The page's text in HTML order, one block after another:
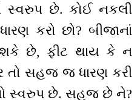
સ્વરુપ છે. કોઈ નકલી
કરો છો? બીજાનાં
શકે છે, ફીટ થાય કે ન
તો સહજ જ ધારણ કરી
સ્વરુપ છે. સહજ છે ને?